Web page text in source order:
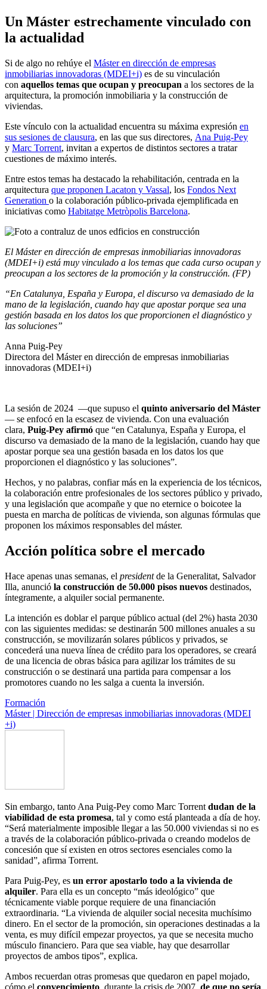
Un Máster estrechamente vinculado con
la actualidad
Si de algo no rehúye el Máster en dirección de empresas
inmobiliarias innovadoras (MDEI+i) es de su vinculación
con aquellos temas que ocupan y preocupan a los sectores de la
arquitectura, la promoción inmobiliaria y la construcción de
viviendas.
Este vínculo con la actualidad encuentra su máxima expresión en
sus sesiones de clausura, en las que sus directores, Ana Puig-Pey
y Marc Torrent, invitan a expertos de distintos sectores a tratar
cuestiones de máximo interés.
Entre estos temas ha destacado la rehabilitación, centrada en la
arquitectura que proponen Lacaton y Vassal, los Fondos Next
Generation o la colaboración público-privada ejemplificada en
iniciativas como Habitatge Metròpolis Barcelona.
El Máster en dirección de empresas inmobiliarias innovadoras
(MDEI+i) está muy vinculado a los temas que cada curso ocupan y
preocupan a los sectores de la promoción y la construcción. (FP)
“En Catalunya, España y Europa, el discurso va demasiado de la
mano de la legislación, cuando hay que apostar porque sea una
gestión basada en los datos los que proporcionen el diagnóstico y
las soluciones”
Anna Puig-Pey
Directora del Máster en dirección de empresas inmobiliarias
innovadoras (MDEI+i)
La sesión de 2024 —que supuso el quinto aniversario del Máster
— se enfocó en la escasez de vivienda. Con una evaluación
clara, Puig-Pey afirmó que “en Catalunya, España y Europa, el
discurso va demasiado de la mano de la legislación, cuando hay que
apostar porque sea una gestión basada en los datos los que
proporcionen el diagnóstico y las soluciones”.
Hechos, y no palabras, confiar más en la experiencia de los técnicos,
la colaboración entre profesionales de los sectores público y privado,
y una legislación que acompañe y que no eternice o boicotee la
puesta en marcha de políticas de vivienda, son algunas fórmulas que
proponen los máximos responsables del máster.
Acción política sobre el mercado
Hace apenas unas semanas, el presidentde la Generalitat, Salvador
Illa, anunció la construcción de 50.000 pisos nuevos destinados,
íntegramente, a alquiler social permanente.
La intención es doblar el parque público actual (del 2%) hasta 2030
con las siguientes medidas: se destinarán 500 millones anuales a su
construcción, se movilizarán solares públicos y privados, se
concederá una nueva línea de crédito para los operadores, se creará
de una licencia de obras básica para agilizar los trámites de su
construcción o se destinará una partida para compensar a los
promotores cuando no les salga a cuenta la inversión.
Formación
Máster | Dirección de empresas inmobiliarias innovadoras (MDEI
+i)
Sin embargo, tanto Ana Puig-Pey como Marc Torrent dudan de la
viabilidad de esta promesa, tal y como está planteada a día de hoy.
“Será materialmente imposible llegar a las 50.000 viviendas si no es
a través de la colaboración público-privada o creando modelos de
concesión que sí existen en otros sectores esenciales como la
sanidad”, afirma Torrent.
Para Puig-Pey, es un error apostarlo todo a la vivienda de
alquiler. Para ella es un concepto “más ideológico” que
técnicamente viable porque requiere de una financiación
extraordinaria. “La vivienda de alquiler social necesita muchísimo
dinero. En el sector de la promoción, sin operaciones destinadas a la
venta, es muy difícil empezar proyectos, ya que se necesita mucho
músculo financiero. Para que sea viable, hay que desarrollar
proyectos de ambos tipos”, explica.
Ambos recuerdan otras promesas que quedaron en papel mojado,